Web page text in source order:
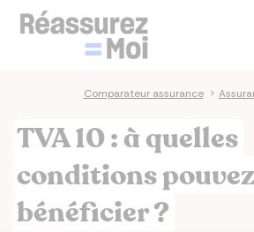
Comparateur assurance >
TVA 10 : à quelles
conditions
bénéficier ?